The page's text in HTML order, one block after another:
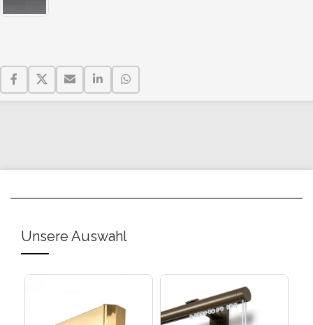
Unsere Auswahl